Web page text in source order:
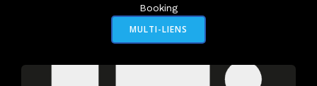
Booking
MULTI-LIENS